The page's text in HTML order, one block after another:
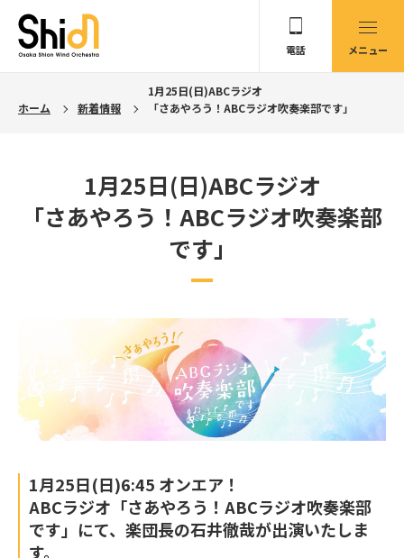
メニュー
電話
ホーム 新着情報
1月25日(日)ABCラジオ
「さあやろう！ABCラジオ吹奏楽部です」
1月25日(日)ABCラジオ
「さあやろう！ABCラジオ吹奏楽部
です」
1月25日(日)6:45 オンエア！
ABCラジオ「さあやろう！ABCラジオ吹奏楽部
です」にて、楽団長の石井徹哉が出演いたしま
す。